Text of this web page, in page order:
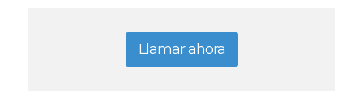
Llamar ahora